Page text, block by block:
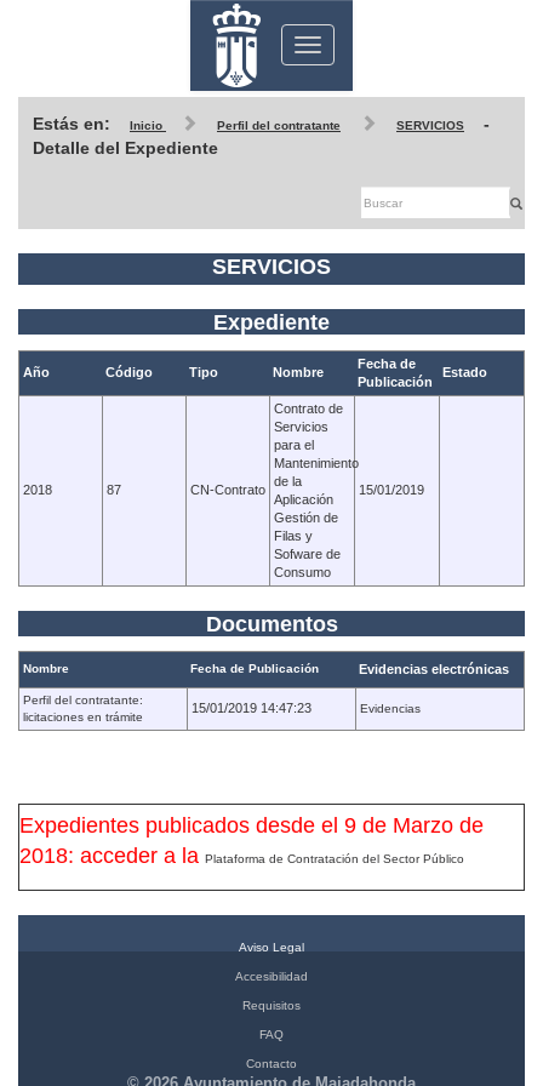
Toggle
navigation
Estás en: Inicio Perfil del contratante SERVICIOS
-
Detalle del Expediente
SERVICIOS
Expediente
Año Código Tipo Nombre
Fecha de
Publicación
Estado
2018 87 CN-Contrato
Contrato de
Servicios
para el
Mantenimiento
de la
Aplicación
Gestión de
Filas y
Sofware de
Consumo
15/01/2019
Documentos
Nombre Fecha de Publicación Evidencias electrónicas
Perfil del contratante:
licitaciones en trámite
15/01/2019 14:47:23 Evidencias
Expedientes publicados desde el 9 de Marzo de
2018: acceder a la Plataforma de Contratación del Sector Público
Aviso Legal
Accesibilidad
Requisitos
FAQ
Contacto